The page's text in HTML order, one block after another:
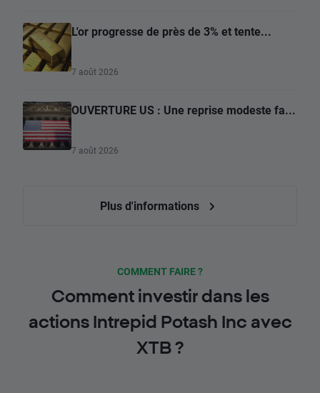
L'or progresse de près de 3% et tente...
7 août 2026
OUVERTURE US : Une reprise modeste fa...
7 août 2026
Plus d'informations
COMMENT FAIRE ?
Comment investir dans les
actions Intrepid Potash Inc avec
XTB ?